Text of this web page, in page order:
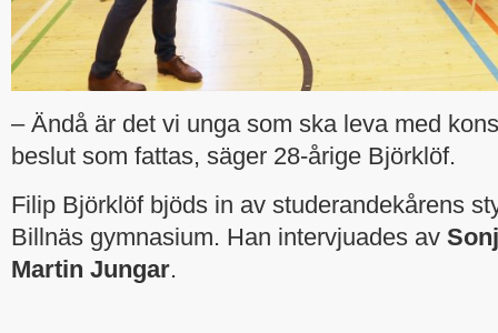
– Ändå är det vi unga som ska leva med
beslut som fattas, säger 28-årige Björklöf.
Filip Björklöf bjöds in av studerandekårens
Billnäs gymnasium. Han intervjuades av
Martin Jungar.